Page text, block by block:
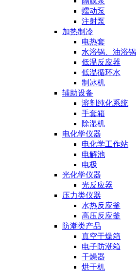
蠕动泵
注射泵
加热制冷
电热套
水浴锅、油浴锅
低温反应器
低温循环水
制冰机
辅助设备
溶剂纯化系统
手套箱
除湿机
电化学仪器
电化学工作站
电解池
电极
光化学仪器
光反应器
压力类仪器
水热反应釜
高压反应釜
防潮类产品
真空干燥箱
电子防潮箱
干燥器
烘干机